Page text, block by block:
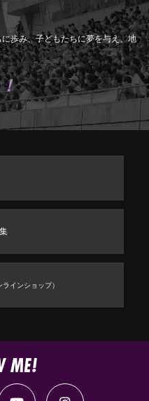
歩み、子どもたちに夢を与え、地
ラインショップ）
ME!